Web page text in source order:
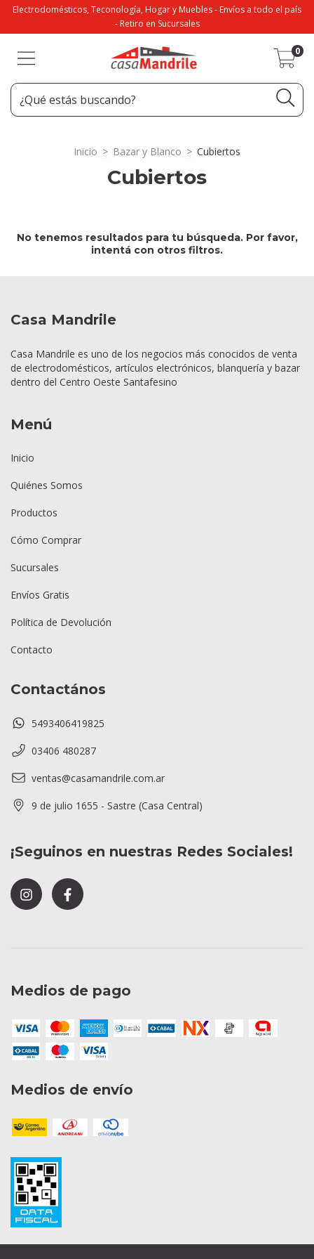
Electrodomésticos, Teconología, Hogar y Muebles - Envíos a todo el país
- Retiro en Sucursales
0
Inicio > Bazar y Blanco > Cubiertos
Cubiertos
No tenemos resultados para tu búsqueda. Por favor,
intentá con otros filtros.
Casa Mandrile
Casa Mandrile es uno de los negocios más conocidos de venta
de electrodomésticos, artículos electrónicos, blanquería y bazar
dentro del Centro Oeste Santafesino
Menú
Inicio
Quiénes Somos
Productos
Cómo Comprar
Sucursales
Envíos Gratis
Política de Devolución
Contacto
Contactános
5493406419825
03406 480287
ventas@casamandrile.com.ar
9 de julio 1655 - Sastre (Casa Central)
¡Seguinos en nuestras Redes Sociales!
Medios de pago
Medios de envío